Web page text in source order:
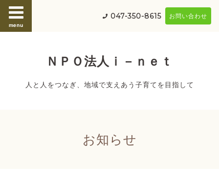
menu
047-350-8615 お問い合わせ
ＮＰＯ法人ｉ－ｎｅｔ
人と人をつなぎ、地域で支えあう子育てを目指して
お知らせ